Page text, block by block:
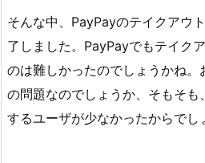
そんな中、PayPayのテイクアウ
了しました。PayPayでもテイク
のは難しかったのでしょうかね
の問題なのでしょうか、そもそも
するユーザが少なかったからでし